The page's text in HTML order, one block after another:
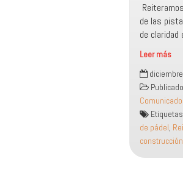
de las
de
Leer más
Reiteramos
nuestra
oposición
a
la
de
las
de pádel,